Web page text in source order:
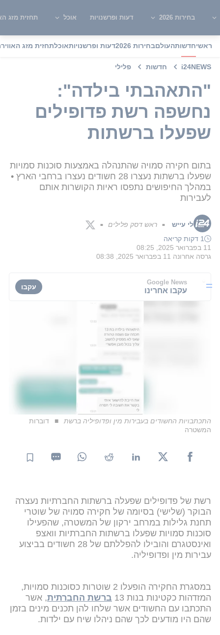
בחירות 2026 דעות ופרשנויות אוכל תחזית מזג
ראשיחדשותהעולםבחירות 2026 דעות ופרשנויותאוכלתחזית מזג האוויר
i24NEWS חדשות פלילי
"התאהבתי בילדה":
נחשפה רשת פדופילים
שפעלו ברשתות
בתום חקירה סמויה שהתנהלה באמצעות סוכנות סמויות
שפעלו ברשתות נעצרו 28 חשודים נעצרו ברחבי הארץ •
במהלך החיפושים נתפסו ראיות הקושרות אותם
לעבירות
לי עייש ■ ראש דסק פלילים ■
1 דקות קריאה
11 בפברואר 2025, 08:25
גרסה אחרונה 11 בפברואר 2025, 08:38
Google News
עקבו אחרינו עקבו
התכתבויות החשודים בעבירות מין ופדופיליה ברשת
דוברות
המשטרה
רשת של פדופילים שפעלה ברשתות החברתיות נעצרה
הבוקר (שלישי) בסיומה של חקירה סמויה של שוטרי
תחנת גלילות במרחב ירקון של המשטרה, שהפעילו
סוכנות סמויות שפעלו ברשתות החברתיות וואצפ
ואינסטגרם והובילו להפללתם של 28 חשודים בביצוע
עבירות מין ופדופיליה.
במסגרת החקירה הופעלו 2 שוטרות כסוכנות סמויות,
המזדהות כקטינות בנות 13
ברשת החברתית, אשר
התכתבו עם החשודים אשר שלחו להן תכנים מינים בזמן
שהם היו מודעים לכך שהם ניהלו שיח עם ילדות.